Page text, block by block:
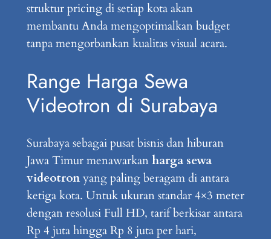
struktur pricing di setiap kota akan
membantu Anda mengoptimalkan budget
tanpa mengorbankan kualitas visual acara.
Range Harga Sewa
Videotron di Surabaya
Surabaya sebagai pusat bisnis dan hiburan
Jawa Timur menawarkanharga sewa
videotronyang paling beragam di antara
ketiga kota. Untuk ukuran standar 4×3 meter
dengan resolusi Full HD, tarif berkisar antara
Rp 4 juta hingga Rp 8 juta per hari,